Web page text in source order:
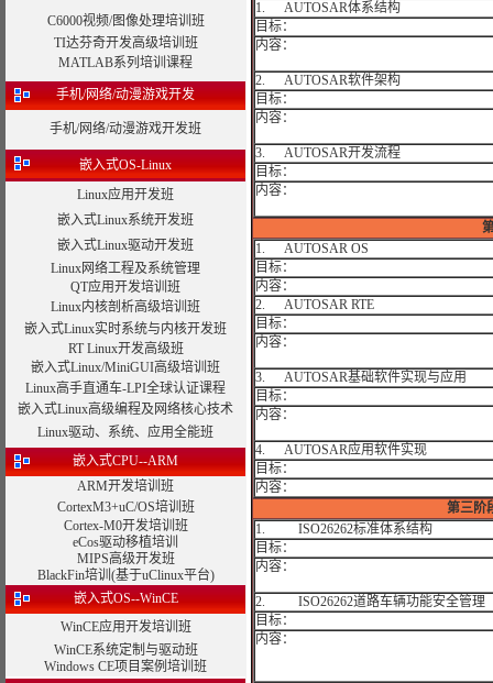
C6000视频/图像处理培训班
TI达芬奇开发高级培训班
MATLAB系列培训课程
手机/网络/动漫游戏开发
手机/网络/动漫游戏开发班
嵌入式OS-Linux
Linux应用开发班
嵌入式Linux系统开发班
嵌入式Linux驱动开发班
Linux网络工程及系统管理
QT应用开发培训班
Linux内核剖析高级培训班
嵌入式Linux实时系统与内核开发班
RT Linux开发高级班
嵌入式Linux/MiniGUI高级培训班
Linux高手直通车-LPI全球认证课程
嵌入式Linux高级编程及网络核心技术
Linux驱动、系统、应用全能班
嵌入式CPU--ARM
ARM开发培训班
CortexM3+uC/OS培训班
Cortex-M0开发培训班
eCos驱动移植培训
MIPS高级开发班
BlackFin培训(基于uClinux平台)
嵌入式OS--WinCE
WinCE应用开发培训班
WinCE系统定制与驱动班
Windows CE项目案例培训班
1. AUTOSAR体系结构
目标：
内容：
2. AUTOSAR软件架构
目标：
内容：
3. AUTOSAR开发流程
目标：
内容：
1. AUTOSAR OS
目标：
内容：
2. AUTOSAR RTE
目标：
内容：
3. AUTOSAR基础软件实现与应用
目标：
内容：
4. AUTOSAR应用软件实现
目标：
内容：
第三阶
1. ISO26262标准体系结构
目标：
内容：
2. ISO26262道路车辆功能安全管理
目标：
内容：